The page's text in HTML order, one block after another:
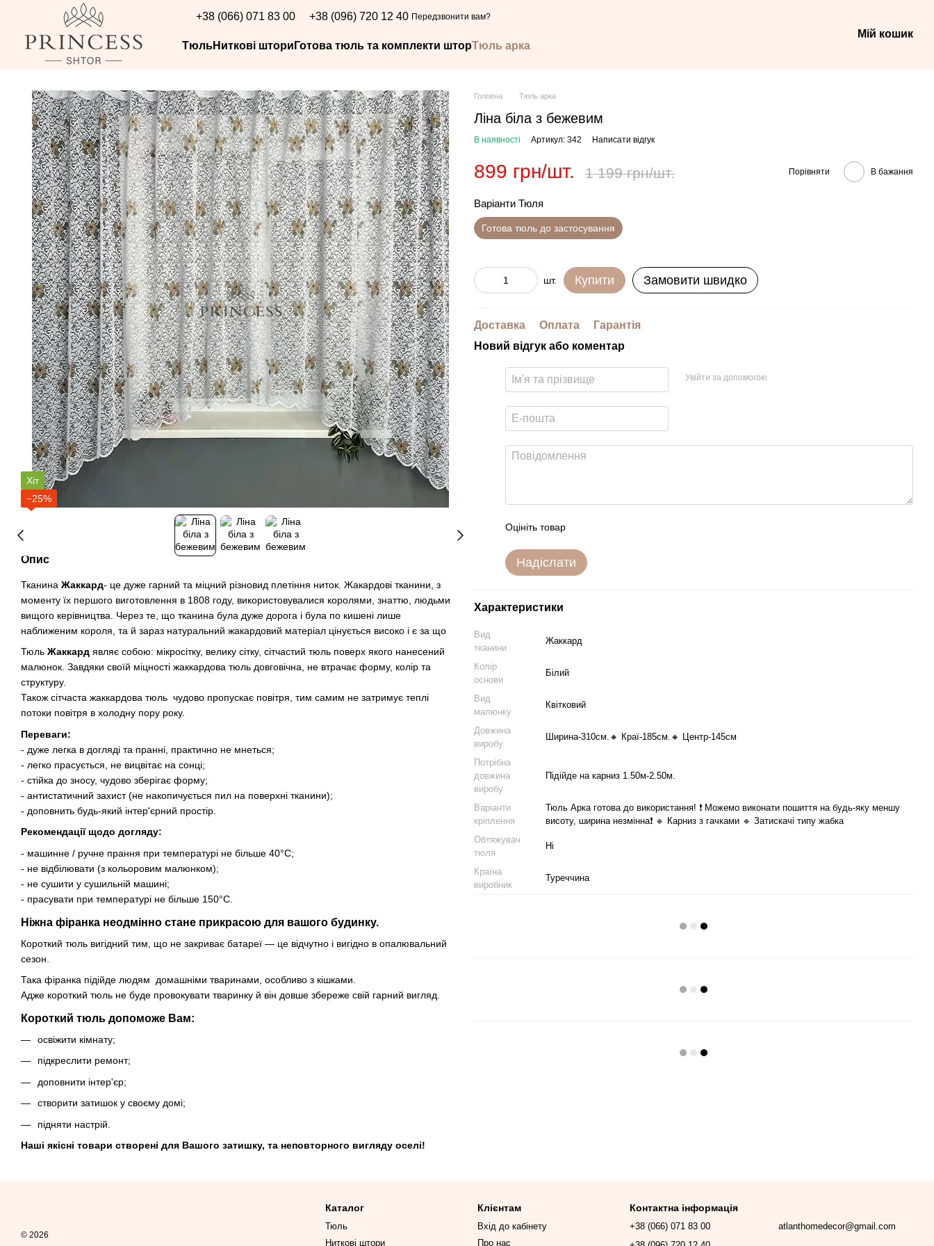
Перейти до основного контенту +38 (066) 071 83 00 +38 (096) 720 12 40 Передзвонити вам?
ТюльНиткові штори Готова тюль та комплекти шторТюль арка
Мій кошик
Хіт
−25%
Опис
Тканина Жаккард- це дуже гарний та міцний різновид плетіння ниток. Жакардові тканини, з
моменту їх першого виготовлення в 1808 году, використовувалися королями, знаттю, людьми
вищого керівництва. Через те, що тканина була дуже дорога і була по кишені лише
наближеним короля, та й зараз натуральний жакардовий матеріал цінується високо і є за що
Тюль Жаккард являє собою: мікросітку, велику сітку, сітчастий тюль поверх якого нанесений
малюнок. Завдяки своїй міцності жаккардова тюль довговічна, не втрачає форму, колір та
структуру.
Також сітчаста жаккардова тюль чудово пропускає повітря, тим самим не затримує теплі
потоки повітря в холодну пору року.
Переваги:
- дуже легка в догляді та пранні, практично не мнеться;
- легко прасується, не вицвітає на сонці;
- стійка до зносу, чудово зберігає форму;
- антистатичний захист (не накопичується пил на поверхні тканини);
- доповнить будь-який інтер'єрний простір.
Рекомендації щодо догляду:
- машинне / ручне прання при температурі не більше 40°C;
- не відбілювати (з кольоровим малюнком);
- не сушити у сушильній машині;
- прасувати при температурі не більше 150°C.
Ніжна фіранка неодмінно стане прикрасою для вашого будинку.
Короткий тюль вигідний тим, що не закриває батареї — це відчутно і вигідно в опалювальний
сезон.
Така фіранка підійде людям домашніми тваринами, особливо з кішками.
Адже короткий тюль не буде провокувати тваринку й він довше збереже свій гарний вигляд.
Короткий тюль допоможе Вам:
освіжити кімнату;
підкреслити ремонт;
доповнити інтер'єр;
створити затишок у своєму домі;
підняти настрій.
Наші якісні товари створені для Вашого затишку, та неповторного вигляду оселі!
Головна Тюль арка
Ліна біла з бежевим
В наявності Артикул: 342 Написати відгук
899 грн/шт. 1 199 грн/шт. Порівняти В бажання
Варіанти Тюля
Готова тюль до застосування
шт. Купити Замовити швидко
Доставка Оплата
Гарантія
Новий відгук або коментар
Увійти за допомогою
Оцініть товар
Надіслати
Характеристики
Вид
тканини
Жаккард
Колір
основи
Білий
Вид
малюнку
Квітковий
Довжина
виробу
Ширина-310см.🔸 Краї-185см.🔸 Центр-145см
Потрібна
довжина
виробу
Підійде на карниз 1.50м-2.50м.
Варіанти
кріплення
Тюль Арка готова до використання! ❗️ Можемо виконати пошиття на будь-яку меншу
висоту, ширина незмінна❗️ 🔹 Карниз з гачками 🔹 Затискачі типу жабка
Обтяжувач
тюля
Ні
Країна
виробник
Туреччина
© 2026
Каталог
Тюль
Ниткові штори
Клієнтам
Вхід до кабінету
Про нас
Контактна інформація
+38 (066) 071 83 00
atlanthomedecor@gmail.com